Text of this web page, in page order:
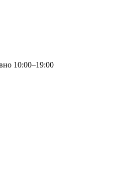
10:00–19:00